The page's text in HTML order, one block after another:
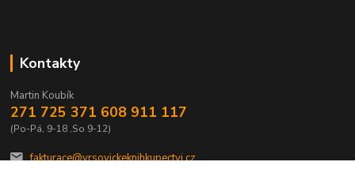
Kontakty
Martin Koubík
271 725 371 608 911 117
(Po-Pá, 9-18 ,So 9-12)
fakturace@vrsovickeknihkupectvi.cz